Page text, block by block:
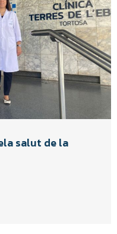
salut de la